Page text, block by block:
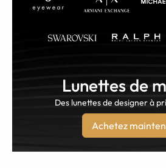
Lunettes de
Des lunettes de designer à
Achetez